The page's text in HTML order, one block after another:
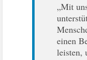
„Mit
einen
leisten,